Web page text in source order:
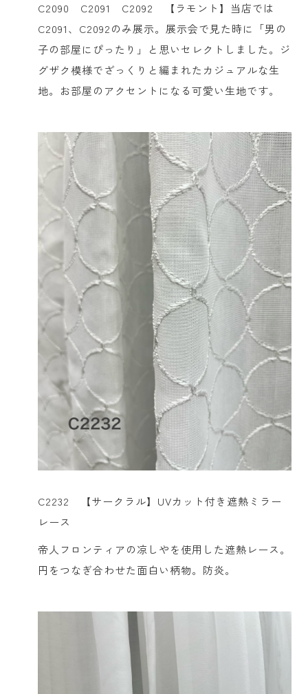
C2090 C2091 C2092 【ラモント】当店では
C2091、C2092のみ展示。展示会で見た時に「男の
子の部屋にぴったり」と思いセレクトしました。ジ
グザク模様でざっくりと編まれたカジュアルな生
地。お部屋のアクセントになる可愛い生地です。
C2232 【サークラル】UVカット付き遮熱ミラー
レース
帝人フロンティアの凉しやを使用した遮熱レース。
円をつなぎ合わせた面白い柄物。防炎。